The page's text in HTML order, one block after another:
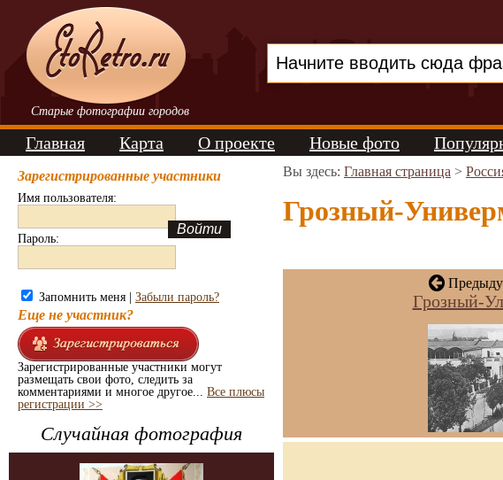
Старые фотографии городов
Главная Карта О проекте Новые фото
Зарегистрированные участники
Имя пользователя:
Пароль:
Запомнить меня | Забыли пароль?
Еще не участник?
Зарегистрированные участники могут
размещать свои фото, следить за
комментариями и многое другое... Все плюсы
регистрации >>
Случайная фотография
Вы здесь: Главная страница >
Грозный-
Грозный-